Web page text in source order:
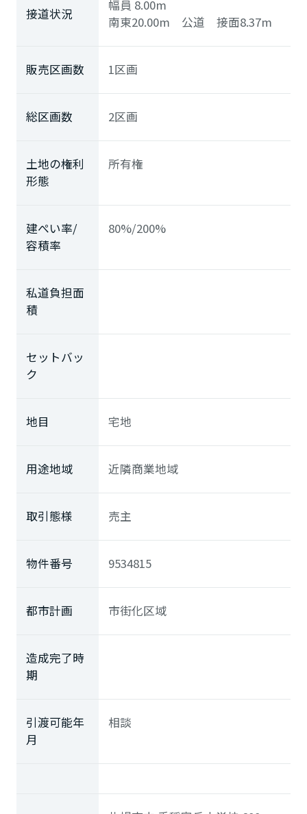
接道状況
幅員 8.00m
南東20.00m 公道 接面8.37m
販売区画数 1区画
総区画数 2区画
土地の権利
形態
所有権
建ぺい率/
容積率
80%/200%
私道負担面
積
セットバッ
ク
地目 宅地
用途地域 近隣商業地域
取引態様 売主
物件番号 9534815
都市計画 市街化区域
造成完了時
期
引渡可能年
月
相談